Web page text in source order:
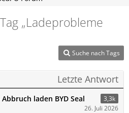
„Ladeprobleme
Suche nach Tags
Letzte Antwort
laden BYD Seal 3,3k
26. Juli 2026